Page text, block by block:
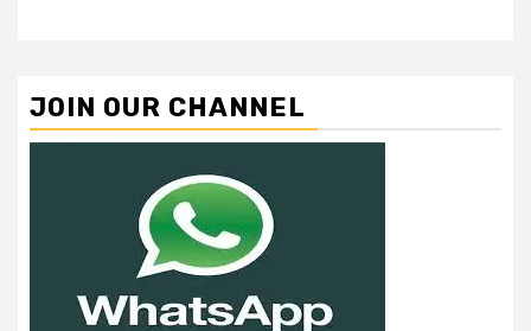
JOIN OUR CHANNEL